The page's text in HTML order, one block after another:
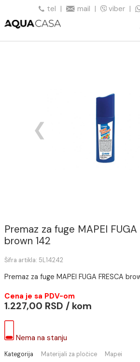
tel | mail | viber
Premaz za fuge MAPEI
brown 142
Premaz za fuge MAPEI FUGA FRESCA
1.227,00 RSD / kom